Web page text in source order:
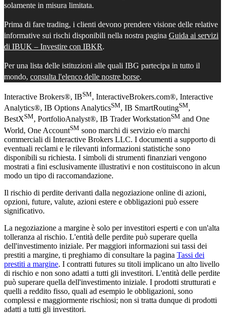
solamente in misura limitata.
Prima di fare trading, i clienti devono prendere visione delle relative
informative sui rischi disponibili nella nostra pagina Guida ai servizi
di IBUK – Investire con IBKR.
Per una lista delle istituzioni alle quali IBG partecipa in tutto il
mondo, consulta l'elenco delle nostre borse.
Interactive Brokers®, IBSM, InteractiveBrokers.com®, Interactive
Analytics®, IB Options AnalyticsSM, IB SmartRoutingSM,
BestXSM, PortfolioAnalyst®, IB Trader WorkstationSM and One
World, One AccountSM sono marchi di servizio e/o marchi
commerciali di Interactive Brokers LLC. I documenti a supporto di
eventuali reclami e le rilevanti informazioni statistiche sono
disponibili su richiesta. I simboli di strumenti finanziari vengono
mostrati a fini esclusivamente illustrativi e non costituiscono in alcun
modo un tipo di raccomandazione.
Il rischio di perdite derivanti dalla negoziazione online di azioni,
opzioni, future, valute, azioni estere e obbligazioni può essere
significativo.
La negoziazione a margine è solo per investitori esperti e con un'alta
tolleranza al rischio. L'entità delle perdite può superare quella
dell'investimento iniziale. Per maggiori informazioni sui tassi dei
prestiti a margine, ti preghiamo di consultare la pagina Tassi dei
prestiti a margine. I contratti futures su titoli implicano un alto livello
di rischio e non sono adatti a tutti gli investitori. L'entità delle perdite
può superare quella dell'investimento iniziale. I prodotti strutturati e
quelli a reddito fisso, quali ad esempio le obbligazioni, sono
complessi e maggiormente rischiosi; non si tratta dunque di prodotti
adatti a tutti gli investitori.